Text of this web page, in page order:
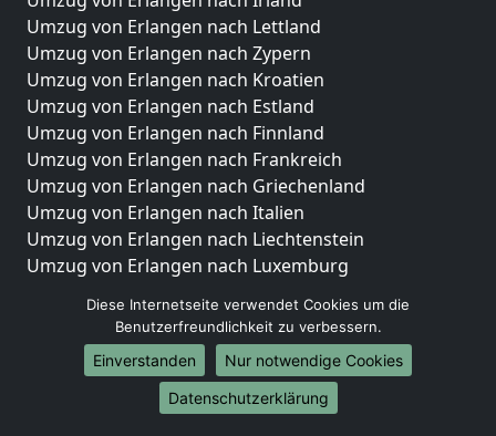
Umzug von Erlangen nach Lettland
Umzug von Erlangen nach Zypern
Umzug von Erlangen nach Kroatien
Umzug von Erlangen nach Estland
Umzug von Erlangen nach Finnland
Umzug von Erlangen nach Frankreich
Umzug von Erlangen nach Griechenland
Umzug von Erlangen nach Italien
Umzug von Erlangen nach Liechtenstein
Umzug von Erlangen nach Luxemburg
Umzug von Erlangen nach Norwegen
Umzüge-Deutschlandweit
Umzug von Erlangen nach Berlin
Diese Internetseite verwendet Cookies um die
Benutzerfreundlichkeit zu verbessern.
Einverstanden
Nur notwendige Cookies
Datenschutzerklärung